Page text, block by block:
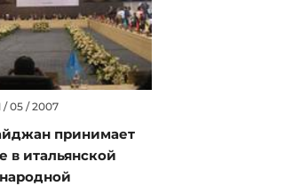
/ 05 / 2007
принимает
в итальянской